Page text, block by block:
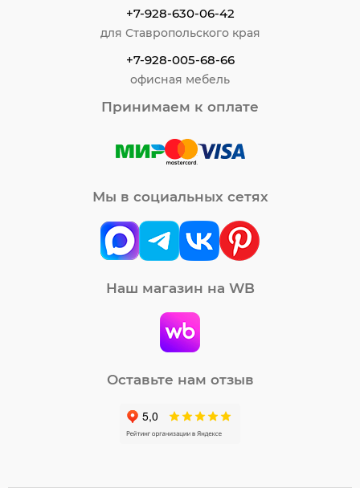
+7-928-630-06-42
для Ставропольского края
+7-928-005-68-66
офисная мебель
Принимаем к оплате
Мы в социальных сетях
Наш магазин на WB
Оставьте нам отзыв